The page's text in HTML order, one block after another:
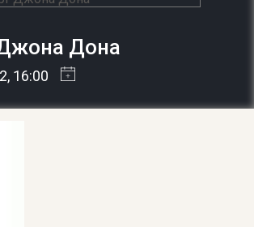
Дона
, 16:00